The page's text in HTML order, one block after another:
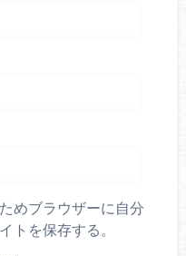
めブラウザーに自分
トを保存する。